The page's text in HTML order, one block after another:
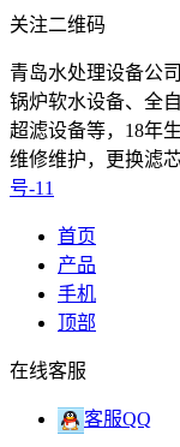
关注二维码
青岛水处理设备公
锅炉软水设备、全
超滤设备等，18年
维修维护，更换滤
号-11
首页
产品
手机
顶部
在线客服
客服QQ